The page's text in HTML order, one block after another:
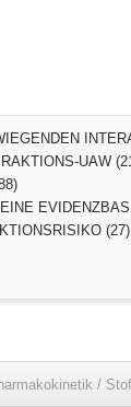
UAW
(27)
/